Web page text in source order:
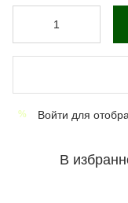
% Войти для
В